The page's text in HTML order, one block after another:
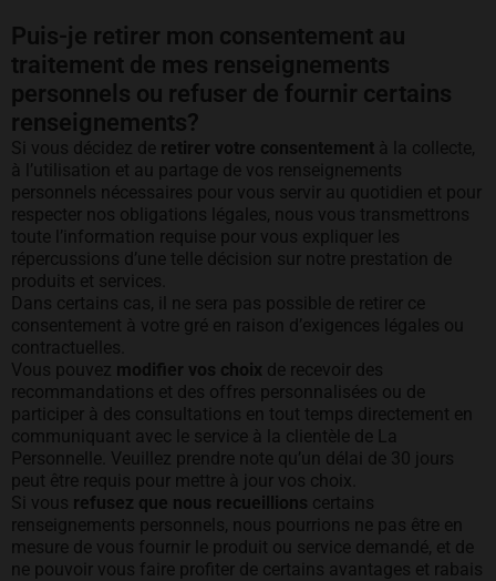
Puis-je retirer mon consentement au
traitement de mes renseignements
personnels ou refuser de fournir certains
renseignements?
Si vous décidez de retirer votre consentement à la collecte,
à l’utilisation et au partage de vos renseignements
personnels nécessaires pour vous servir au quotidien et pour
respecter nos obligations légales, nous vous transmettrons
toute l’information requise pour vous expliquer les
répercussions d’une telle décision sur notre prestation de
produits et services.
Dans certains cas, il ne sera pas possible de retirer ce
consentement à votre gré en raison d’exigences légales ou
contractuelles.
Vous pouvez modifier vos choix de recevoir des
recommandations et des offres personnalisées ou de
participer à des consultations en tout temps directement en
communiquant avec le service à la clientèle de La
Personnelle. Veuillez prendre note qu’un délai de 30 jours
peut être requis pour mettre à jour vos choix.
Si vous refusez que nous recueillions certains
renseignements personnels, nous pourrions ne pas être en
mesure de vous fournir le produit ou service demandé, et de
ne pouvoir vous faire profiter de certains avantages et rabais